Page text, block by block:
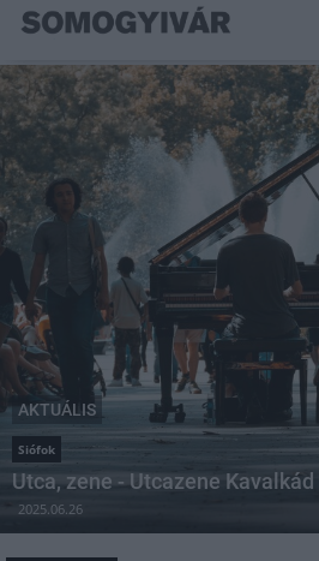
AKTUÁLIS
Siófok
Utca, zene - Utcazene
2025.06.26